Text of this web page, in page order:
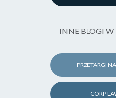
INNE BLOGI W
PRZETARGI
CORP